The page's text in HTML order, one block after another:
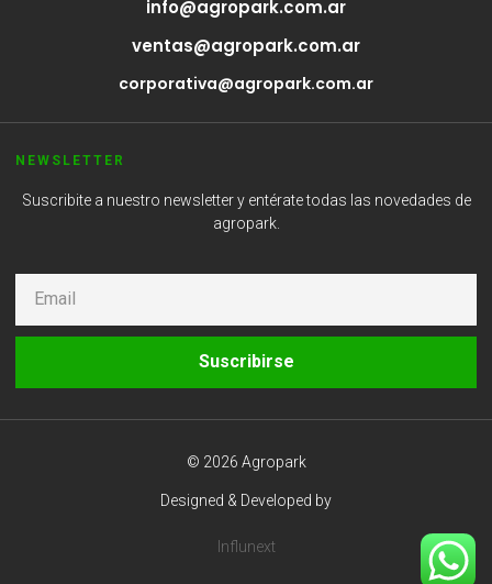
info@agropark.com.ar
ventas@agropark.com.ar
corporativa@agropark.com.ar
NEWSLETTER
Suscribite a nuestro newsletter y entérate todas las novedades de
agropark.
Suscribirse
© 2026 Agropark
Designed & Developed by
Influnext